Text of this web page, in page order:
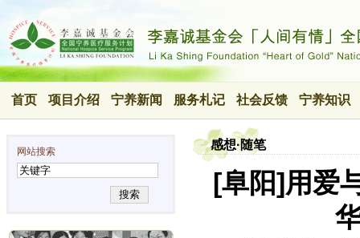
首页 项目介绍 宁养新闻 服务札记 社会反馈 宁养知识
网站搜索
搜索
感想·随笔
[阜阳]用爱